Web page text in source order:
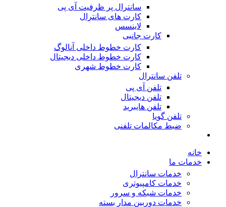
سانترال پر ظرفیت آی پی
کارت های سانترال
لاینسس
کارت جانبی
کارت خطوط داخلی آنالوگ
کارت خطوط داخلی دیجیتال
کارت خطوط شهری
تلفن سانترال
تلفن آی پی
تلفن دیجیتال
تلفن هایبرید
تلفن گویا
ضبط مکالمات تلفنی
خانه
خدمات ما
خدمات سانترال
خدمات کامپیوتری
خدمات شبکه و سرور
خدمات دوربین مدار بسته